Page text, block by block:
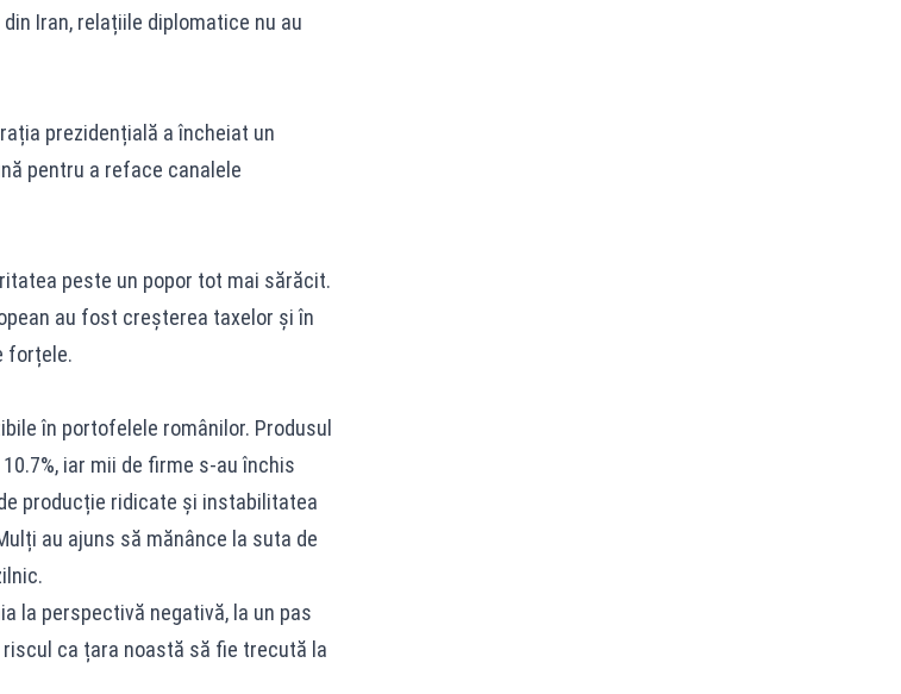
Iran, relațiile diplomatice nu au
prezidențială a încheiat un
pentru a reface canalele
peste un popor tot mai sărăcit.
au fost creșterea taxelor și în
forțele.
în portofelele românilor. Produsul
iar mii de firme s-au închis
producție ridicate și instabilitatea
au ajuns să mănânce la suta de
la perspectivă negativă, la un pas
ca țara noastă să fie trecută la